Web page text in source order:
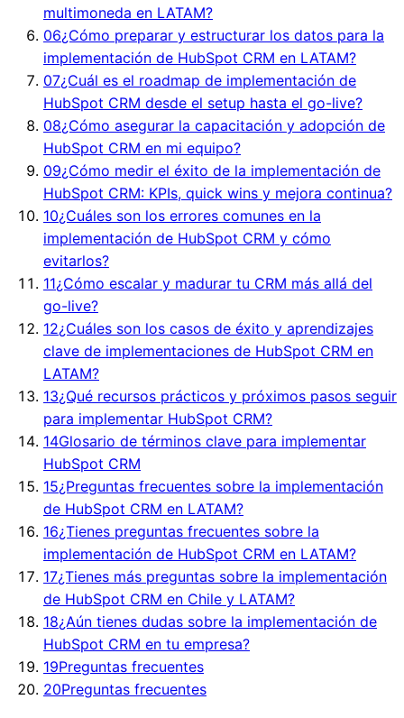
multimoneda en LATAM?
06¿Cómo preparar y estructurar los datos para la
implementación de HubSpot CRM en LATAM?
07¿Cuál es el roadmap de implementación de
HubSpot CRM desde el setup hasta el go-live?
08¿Cómo asegurar la capacitación y adopción de
HubSpot CRM en mi equipo?
09¿Cómo medir el éxito de la implementación de
HubSpot CRM: KPIs, quick wins y mejora continua?
10¿Cuáles son los errores comunes en la
implementación de HubSpot CRM y cómo
evitarlos?
11¿Cómo escalar y madurar tu CRM más allá del
go-live?
12¿Cuáles son los casos de éxito y aprendizajes
clave de implementaciones de HubSpot CRM en
LATAM?
13¿Qué recursos prácticos y próximos pasos seguir
para implementar HubSpot CRM?
14Glosario de términos clave para implementar
HubSpot CRM
15¿Preguntas frecuentes sobre la implementación
de HubSpot CRM en LATAM?
16¿Tienes preguntas frecuentes sobre la
implementación de HubSpot CRM en LATAM?
17¿Tienes más preguntas sobre la implementación
de HubSpot CRM en Chile y LATAM?
18¿Aún tienes dudas sobre la implementación de
HubSpot CRM en tu empresa?
19Preguntas frecuentes
20Preguntas frecuentes